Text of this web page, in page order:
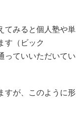
てみると個人塾や単
す（ビック
っていいただいてい
すが、このように形